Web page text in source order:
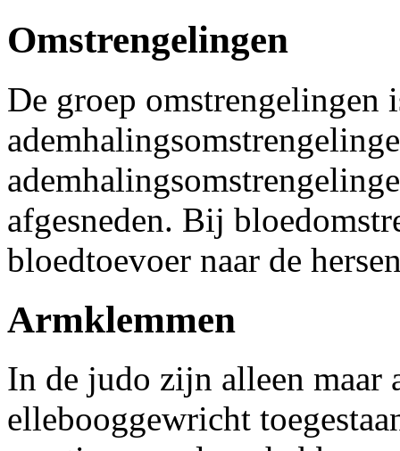
Omstrengelingen
De groep omstrengelingen
afgesneden. Bij
bloedtoevoer naar de
Armklemmen
In de judo zijn alleen maar
ellebooggewricht